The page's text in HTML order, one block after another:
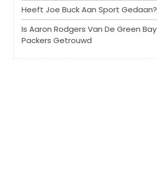
Heeft Joe Buck Aan Sport Gedaan?
Is Aaron Rodgers Van De Green Bay
Packers Getrouwd